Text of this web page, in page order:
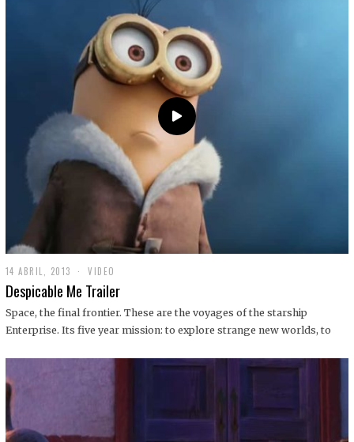
14 ABRIL, 2013
9
D
C
I
1
VIDEO
Despicable Me Trailer
Space, the final frontier. These are the voyages of the starship
Enterprise. Its five year mission: to explore strange new worlds, to